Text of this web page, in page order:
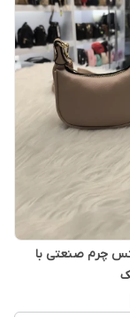
چرم صنعتی با